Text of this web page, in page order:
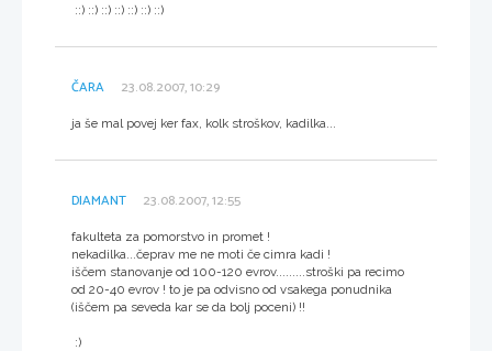
::) ::) ::) ::) ::) ::) ::)
ČARA 23.08.2007, 10:29
ja še mal povej ker fax, kolk stroškov, kadilka...
DIAMANT 23.08.2007, 12:55
fakulteta za pomorstvo in promet !
nekadilka...čeprav me ne moti če cimra kadi !
iščem stanovanje od 100-120 evrov.........stroški pa recimo
od 20-40 evrov ! to je pa odvisno od vsakega ponudnika
(iščem pa seveda kar se da bolj poceni) !!
:)